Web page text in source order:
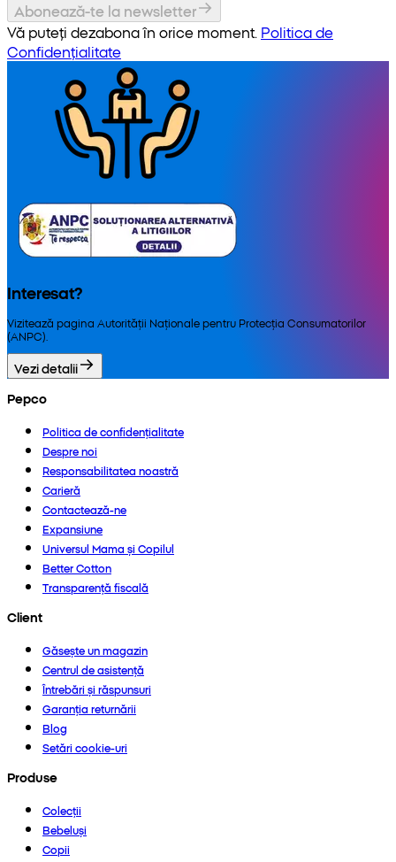
Abonează-te la newsletter
Vă puteți dezabona în orice moment. Politica de
Confidențialitate
Interesat?
Vizitează pagina Autorității Naționale pentru Protecția Consumatorilor
(ANPC).
Vezi detalii
Pepco
Politica de confidențialitate
Despre noi
Responsabilitatea noastră
Carieră
Contactează-ne
Expansiune
Universul Mama și Copilul
Better Cotton
Transparență fiscală
Client
Găsește un magazin
Centrul de asistență
Întrebări și răspunsuri
Garanția returnării
Blog
Setări cookie-uri
Produse
Colecții
Bebeluși
Copii